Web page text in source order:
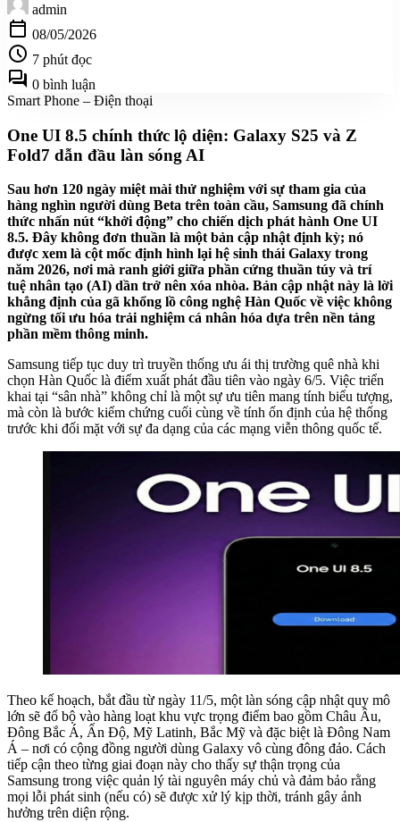
admin
calendar_today 08/05/2026
schedule 7 phút đọc
forum 0 bình luận
Smart Phone – Điện thoại
One UI 8.5 chính thức lộ diện: Galaxy S25 và Z
Fold7 dẫn đầu làn sóng AI
Sau hơn 120 ngày miệt mài thử nghiệm với sự tham gia của
hàng nghìn người dùng Beta trên toàn cầu, Samsung đã chính
thức nhấn nút “khởi động” cho chiến dịch phát hành One UI
8.5. Đây không đơn thuần là một bản cập nhật định kỳ; nó
được xem là cột mốc định hình lại hệ sinh thái Galaxy trong
năm 2026, nơi mà ranh giới giữa phần cứng thuần túy và trí
tuệ nhân tạo (AI) dần trở nên xóa nhòa. Bản cập nhật này là lời
khẳng định của gã khổng lồ công nghệ Hàn Quốc về việc không
ngừng tối ưu hóa trải nghiệm cá nhân hóa dựa trên nền tảng
phần mềm thông minh.
Samsung tiếp tục duy trì truyền thống ưu ái thị trường quê nhà khi
chọn Hàn Quốc là điểm xuất phát đầu tiên vào ngày 6/5. Việc triển
khai tại “sân nhà” không chỉ là một sự ưu tiên mang tính biểu tượng,
mà còn là bước kiểm chứng cuối cùng về tính ổn định của hệ thống
trước khi đối mặt với sự đa dạng của các mạng viễn thông quốc tế.
Theo kế hoạch, bắt đầu từ ngày 11/5, một làn sóng cập nhật quy mô
lớn sẽ đổ bộ vào hàng loạt khu vực trọng điểm bao gồm Châu Âu,
Đông Bắc Á, Ấn Độ, Mỹ Latinh, Bắc Mỹ và đặc biệt là Đông Nam
Á – nơi có cộng đồng người dùng Galaxy vô cùng đông đảo. Cách
tiếp cận theo từng giai đoạn này cho thấy sự thận trọng của
Samsung trong việc quản lý tài nguyên máy chủ và đảm bảo rằng
mọi lỗi phát sinh (nếu có) sẽ được xử lý kịp thời, tránh gây ảnh
hưởng trên diện rộng.